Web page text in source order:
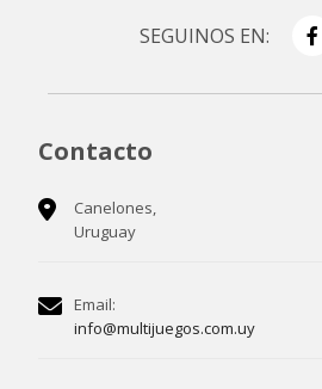
SEGUINOS EN:
Contacto
Canelones,
Uruguay
Email:
info@multijuegos.com.uy